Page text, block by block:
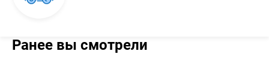
Ранее вы смотрели